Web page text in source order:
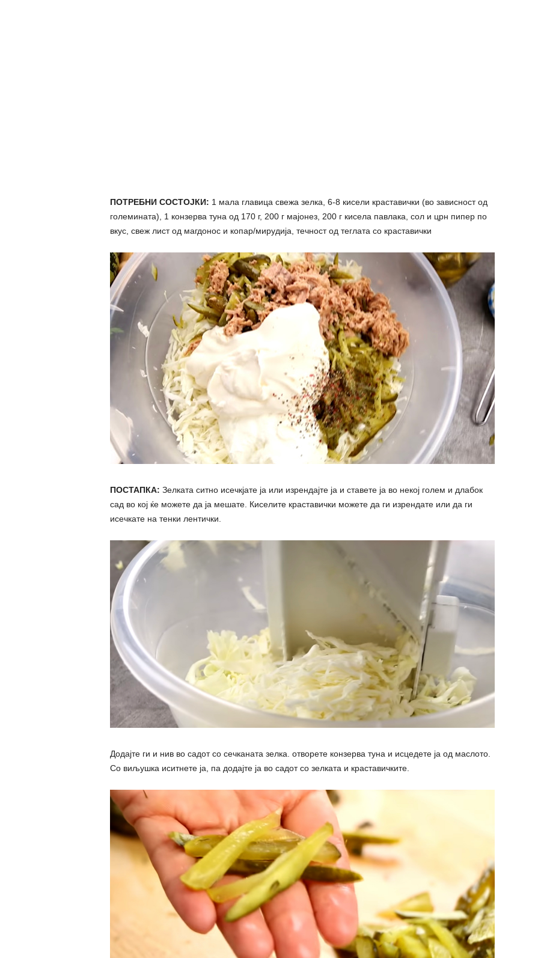
ПОТРЕБНИ СОСТОЈКИ: 1 мала главица свежа зелка, 6-8 кисели краставички (во зависност од
големината), 1 конзерва туна од 170 г, 200 г мајонез, 200 г кисела павлака, сол и црн пипер по
вкус, свеж лист од магдонос и копар/мирудија, течност од теглата со краставички
ПОСТАПКА: Зелката ситно исечкјате ја или изрендајте ја и ставете ја во некој голем и длабок
сад во кој ќе можете да ја мешате. Киселите краставички можете да ги изрендате или да ги
исечкате на тенки лентички.
Додајте ги и нив во садот со сечканата зелка. отворете конзерва туна и исцедете ја од маслото.
Со виљушка иситнете ја, па додајте ја во садот со зелката и краставичките.